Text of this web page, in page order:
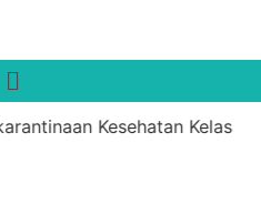
Kesehatan Kelas II